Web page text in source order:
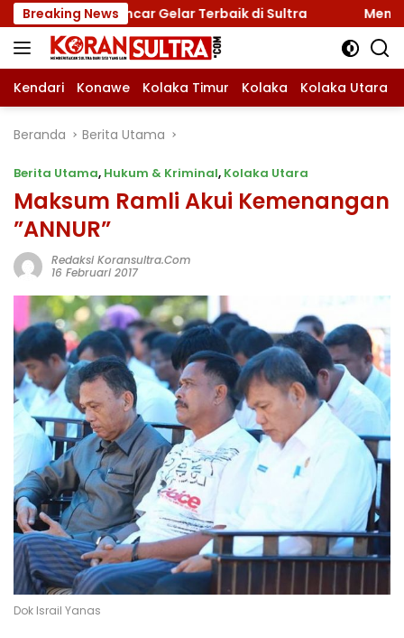
Langsung
ke
konten
Breaking News
Incar Gelar Terbaik di Sultra Menuju Jamnas
Kendari Konawe Kolaka Timur Kolaka Kolaka Utara
Beranda Berita Utama
Berita Utama, Hukum & Kriminal, Kolaka Utara
Maksum Ramli Akui Kemenangan
”ANNUR”
Redaksi Koransultra.com
16 Februari 2017
Dok Israil Yanas